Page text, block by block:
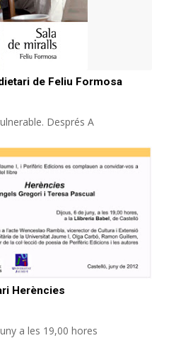
de Feliu Formosa
Després A
Herències
a les 19,00 hores